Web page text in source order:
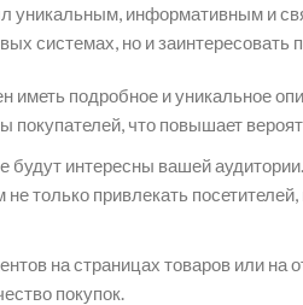
уникальным, информативным и
системах, но и заинтересовать
иметь подробное и уникальное
что повышает
интересны вашей
только привлекать
на страницах товаров или на
покупок.